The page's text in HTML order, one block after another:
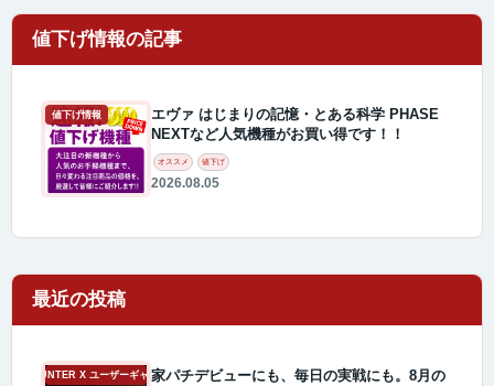
値下げ情報
エヴァ はじまりの記憶・とある科学 PHASE
NEXTなど人気機種がお買い得です！！
オススメ 値下げ
2026.08.05
最近の投稿
A-COUNTER X ユーザーギャラリー家パチデビューにも、毎日の実戦にも。8月の